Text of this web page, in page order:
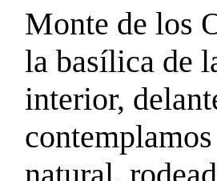
Monte de los
la basílica de
interior,